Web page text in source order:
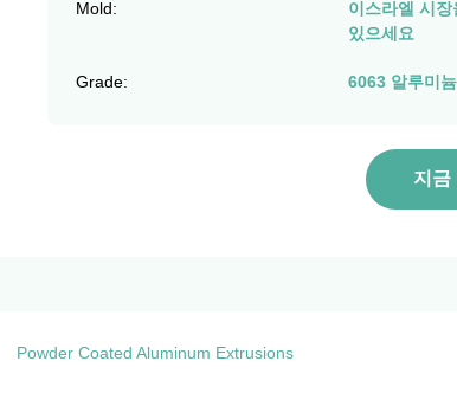
Mold:
이스라엘 시
있으세요
Grade: 6063 알루미
지금
Powder Coated Aluminum Extrusions